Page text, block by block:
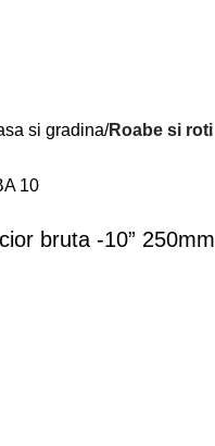
si gradina Roabe si roti
bruta -10” 250mm